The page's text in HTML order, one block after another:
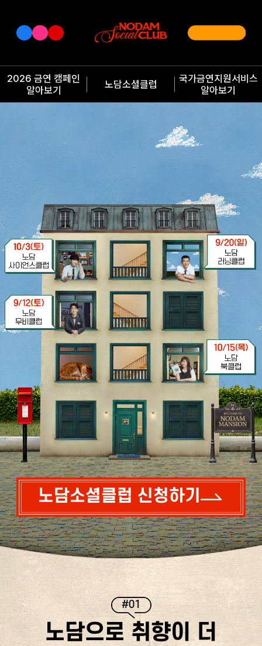
2026 금연 캠페인
알아보기
노담소셜클럽
국가금연지원서비스
알아보기
노담소셜클럽 신청하기
#01
노담으로 취향이 더